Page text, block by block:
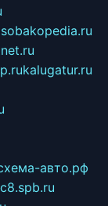
sobakopedia.ru
kalugatur.ru
авто.рф